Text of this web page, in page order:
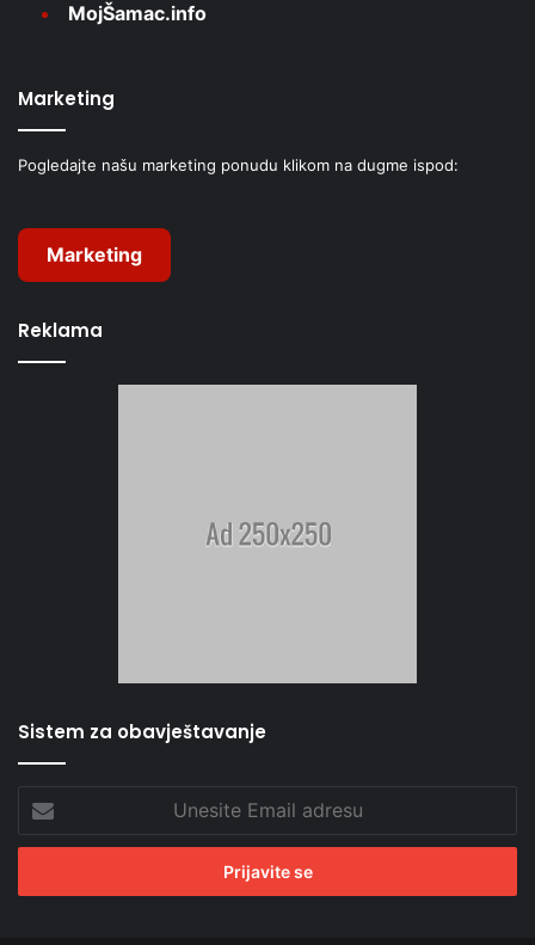
MojŠamac.info
Marketing
Pogledajte našu marketing ponudu klikom na dugme ispod:
Marketing
Reklama
Sistem za obavještavanje
Email
adresu